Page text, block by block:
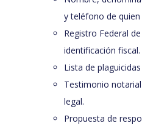
y teléfono de
Registro Federal
identificación fiscal.
Lista de
Testimonio
legal.
Propuesta de